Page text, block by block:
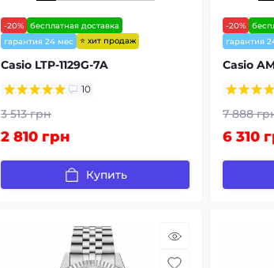
-20%
бесплатная доставка
гарантия 24 мес
⭐ хит продаж
Casio LTP-1129G-7A
10
3 513 грн
2 810 грн
Купить
-20%
гарантия
Casio
7 888
6 310